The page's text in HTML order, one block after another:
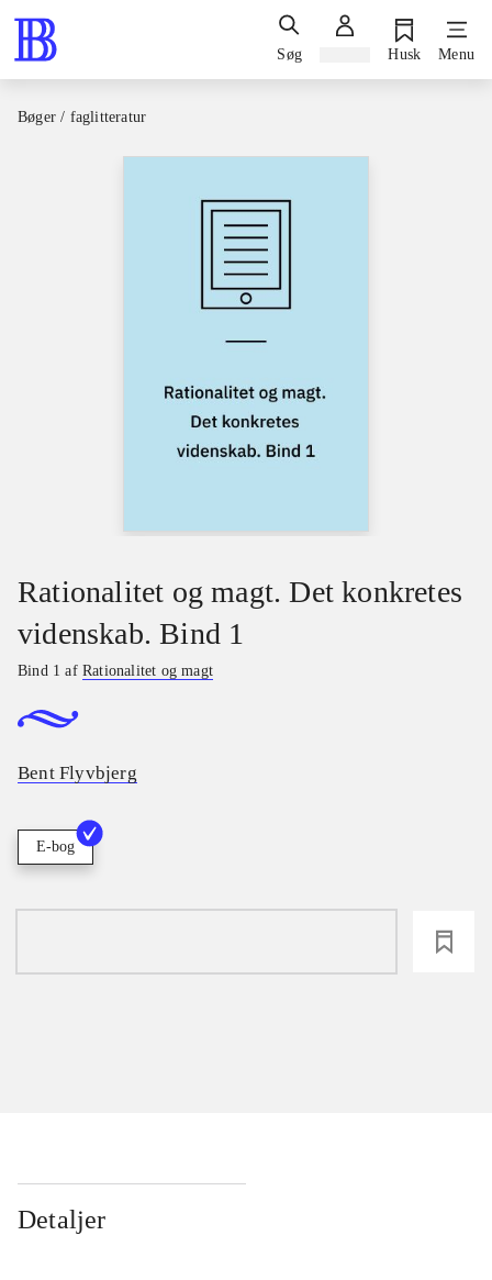
Søg Husk Menu
Bøger / faglitteratur
Rationalitet og magt. Det konkretes
videnskab. Bind 1
Bind 1 afRationalitet og magt
Bent Flyvbjerg
E-bog
Detaljer